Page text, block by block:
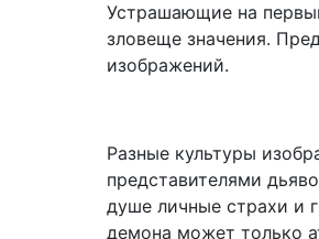
Устрашающие на
зловеще значения.
изображений.
Разные культуры
представителями
душе личные страхи и
демона может только